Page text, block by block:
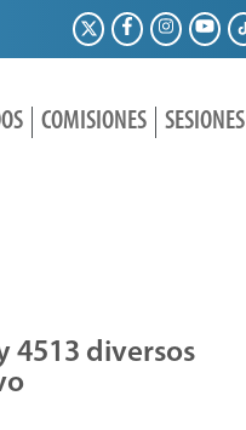
COMISIONES SESIONES
4513 diversos